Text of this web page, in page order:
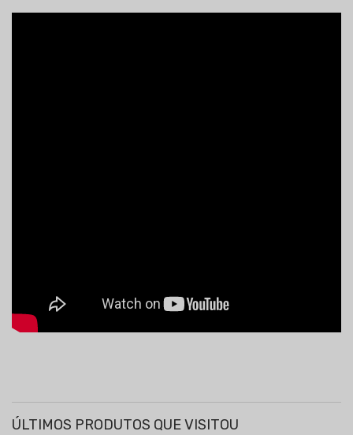
ÚLTIMOS PRODUTOS QUE VISITOU